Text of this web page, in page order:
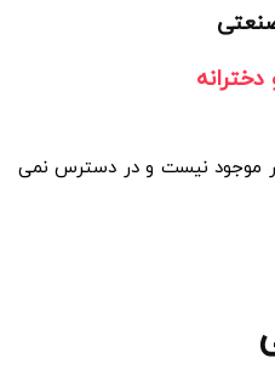
موجود نیست و در دسترس نمی